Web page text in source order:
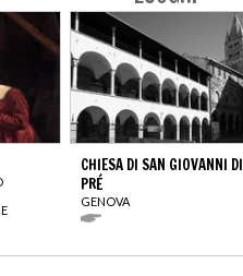
CHIESA DI SAN GIOVANNI DI
PRÉ
GENOVA